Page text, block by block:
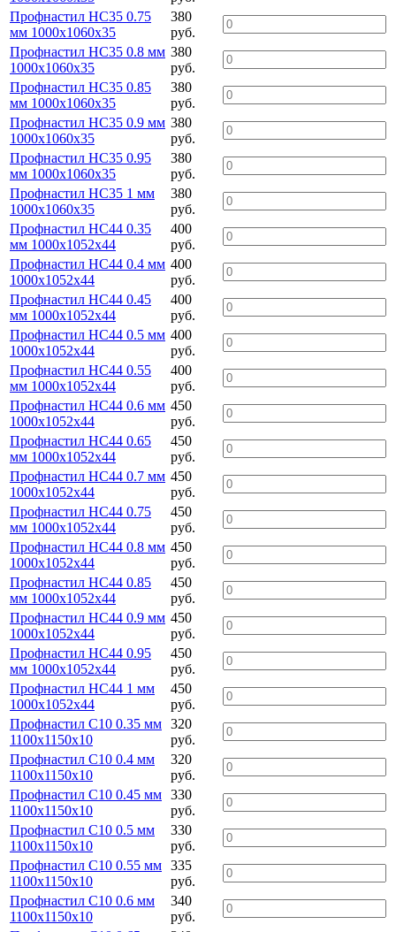
Профнастил НС35 0.75
мм 1000х1060х35
380
руб.
Профнастил НС35 0.8 мм
1000х1060х35
380
руб.
Профнастил НС35 0.85
мм 1000х1060х35
380
руб.
Профнастил НС35 0.9 мм
1000х1060х35
380
руб.
Профнастил НС35 0.95
мм 1000х1060х35
380
руб.
Профнастил НС35 1 мм
1000х1060х35
380
руб.
Профнастил НС44 0.35
мм 1000х1052х44
400
руб.
Профнастил НС44 0.4 мм
1000х1052х44
400
руб.
Профнастил НС44 0.45
мм 1000х1052х44
400
руб.
Профнастил НС44 0.5 мм
1000х1052х44
400
руб.
Профнастил НС44 0.55
мм 1000х1052х44
400
руб.
Профнастил НС44 0.6 мм
1000х1052х44
450
руб.
Профнастил НС44 0.65
мм 1000х1052х44
450
руб.
Профнастил НС44 0.7 мм
1000х1052х44
450
руб.
Профнастил НС44 0.75
мм 1000х1052х44
450
руб.
Профнастил НС44 0.8 мм
1000х1052х44
450
руб.
Профнастил НС44 0.85
мм 1000х1052х44
450
руб.
Профнастил НС44 0.9 мм
1000х1052х44
450
руб.
Профнастил НС44 0.95
мм 1000х1052х44
450
руб.
Профнастил НС44 1 мм
1000х1052х44
450
руб.
Профнастил С10 0.35 мм
1100х1150х10
320
руб.
Профнастил С10 0.4 мм
1100х1150х10
320
руб.
Профнастил С10 0.45 мм
1100х1150х10
330
руб.
Профнастил С10 0.5 мм
1100х1150х10
330
руб.
Профнастил С10 0.55 мм
1100х1150х10
335
руб.
Профнастил С10 0.6 мм
1100х1150х10
340
руб.